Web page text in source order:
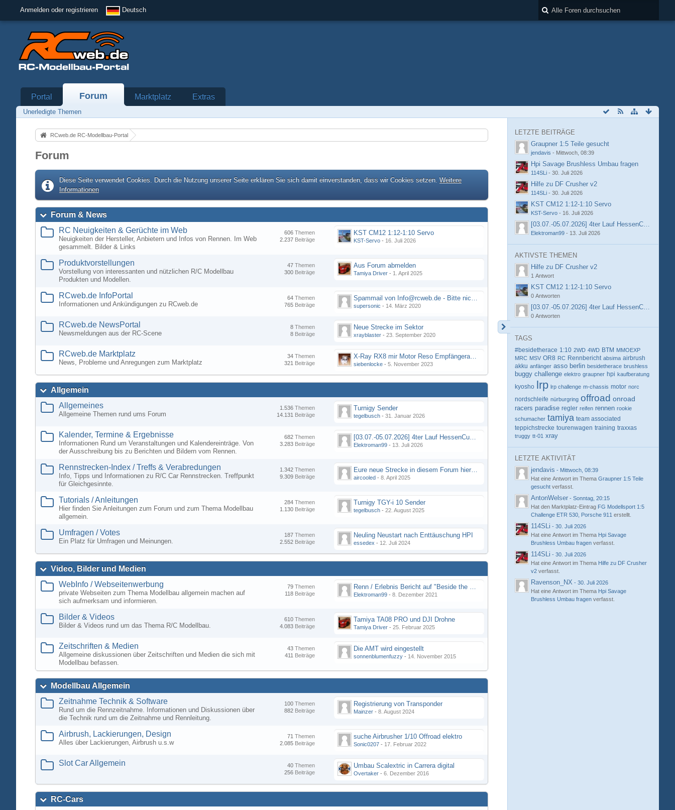
Anmelden oder registrieren Deutsch
Portal Forum Marktplatz Extras
Unerledigte Themen
RCweb.de RC-Modellbau-Portal
Forum
Diese Seite verwendet Cookies. Durch die Nutzung unserer Seite erklären Sie sich damit einverstanden, dass wir Cookies setzen. Weitere
Informationen
Forum & News
RC Neuigkeiten & Gerüchte im Web
Neuigkeiten der Hersteller, Anbietern und Infos von Rennen. Im Web
gesammelt. Bilder & Links
Themen
606
Beiträge
2.237
KST CM12 1:12-1:10 Servo
KST-Servo - 16. Juli 2026
Produktvorstellungen
Vorstellung von interessanten und nützlichen R/C Modellbau
Produkten und Modellen.
Themen
47
Beiträge
300
Aus Forum abmelden
Tamiya Driver - 1. April 2025
RCweb.de InfoPortal
Informationen und Ankündigungen zu RCweb.de
Themen
64
Beiträge
765
Spammail von Info@rcweb.de - Bitte nicht auf den Link klicken
supersonic - 14. März 2020
RCweb.de NewsPortal
Newsmeldungen aus der RC-Scene
Themen
8
Beiträge
8
Neue Strecke im Sektor
xrayblaster - 23. September 2020
RCweb.de Marktplatz
News, Probleme und Anregungen zum Marktplatz
Themen
34
Beiträge
321
X-Ray RX8 mir Motor Reso Empfängerakku
siebenlocke - 5. November 2023
Allgemein
Allgemeines
Allgemeine Themen rund ums Forum
Themen
1.536
Beiträge
14.131
Turnigy Sender
tegelbusch - 31. Januar 2026
Kalender, Termine & Ergebnisse
Informationen Rund um Veranstaltungen und Kalendereinträge. Von
der Ausschreibung bis zu Berichten und Bildern vom Rennen.
Themen
682
Beiträge
3.283
[03.07.-05.07.2026] 4ter Lauf HessenCup OR8 / OR8E 2026 beim MSV Linsengericht e.V.
Elektroman99 - 13. Juli 2026
Rennstrecken-Index / Treffs & Verabredungen
Info, Tipps und Informationen zu R/C Car Rennstrecken. Treffpunkt
für Gleichgesinnte.
Themen
1.342
Beiträge
9.309
Eure neue Strecke in diesem Forum hier posten
aircooled - 8. April 2025
Tutorials / Anleitungen
Hier finden Sie Anleitungen zum Forum und zum Thema Modellbau
allgemein.
Themen
284
Beiträge
1.130
Turnigy TGY-i 10 Sender
tegelbusch - 22. August 2025
Umfragen / Votes
Ein Platz für Umfragen und Meinungen.
Themen
187
Beiträge
2.552
Neuling Neustart nach Enttäuschung HPI
essedex - 12. Juli 2024
Video, Bilder und Medien
WebInfo / Webseitenwerbung
private Webseiten zum Thema Modellbau allgemein machen auf
sich aufmerksam und informieren.
Themen
79
Beiträge
118
Renn / Erlebnis Bericht auf "Beside the Race"
Elektroman99 - 8. Dezember 2021
Bilder & Videos
Bilder & Videos rund um das Thema R/C Modellbau.
Themen
610
Beiträge
4.083
Tamiya TA08 PRO und DJI Drohne
Tamiya Driver - 25. Februar 2025
Zeitschriften & Medien
Allgemeine diskussionen über Zeitschriften und Medien die sich mit
Modellbau befassen.
Themen
43
Beiträge
411
Die AMT wird eingestellt
sonnenblumenfuzzy - 14. November 2015
Modellbau Allgemein
Zeitnahme Technik & Software
Rund um die Rennzeitnahme. Informationen und Diskussionen über
die Technik rund um die Zeitnahme und Rennleitung.
Themen
100
Beiträge
882
Registrierung von Transponder
Mainzer - 8. August 2024
Airbrush, Lackierungen, Design
Alles über Lackierungen, Airbrush u.s.w
Themen
71
Beiträge
2.085
suche Airbrusher 1/10 Offroad elektro
Sonic0207 - 17. Februar 2022
Slot Car Allgemein Themen
40
Beiträge
256
Umbau Scalextric in Carrera digital
Overtaker - 6. Dezember 2016
RC-Cars
LETZTE BEITRÄGE
Graupner 1:5 Teile gesucht
jendavis - Mittwoch, 08:39
Hpi Savage Brushless Umbau fragen
114SLi - 30. Juli 2026
Hilfe zu DF Crusher v2
114SLi - 30. Juli 2026
KST CM12 1:12-1:10 Servo
KST-Servo - 16. Juli 2026
[03.07.-05.07.2026] 4ter Lauf HessenCup OR8 /
Elektroman99 - 13. Juli 2026
AKTIVSTE THEMEN
Hilfe zu DF Crusher v2
1 Antwort
KST CM12 1:12-1:10 Servo
0 Antworten
[03.07.-05.07.2026] 4ter Lauf HessenCup OR8 /
0 Antworten
TAGS
#besidetherace 1:10 2WD 4WD BTM MMOEXP
MRC MSV OR8 RC Rennbericht absima airbrush
akku anfänger asso berlin besidetherace brushless
buggy challenge elektro graupner hpi kaufberatung
kyosho lrp lrp challenge m-chassis motor norc
nordschleife nürburgring offroad onroad
racers paradise regler reifen rennen rookie
schumacher tamiya team associated
teppichstrecke tourenwagen training traxxas
truggy tt-01 xray
LETZTE AKTIVITÄT
jendavis - Mittwoch, 08:39
Hat eine Antwort im Thema Graupner 1:5 Teile
gesucht verfasst.
AntonWelser - Sonntag, 20:15
Hat den Marktplatz-Eintrag FG Modellsport 1:5
Challenge ETR 530, Porsche 911 erstellt.
114SLi - 30. Juli 2026
Hat eine Antwort im Thema Hpi Savage
Brushless Umbau fragen verfasst.
114SLi - 30. Juli 2026
Hat eine Antwort im Thema Hilfe zu DF Crusher
v2 verfasst.
Ravenson_NX - 30. Juli 2026
Hat eine Antwort im Thema Hpi Savage
Brushless Umbau fragen verfasst.